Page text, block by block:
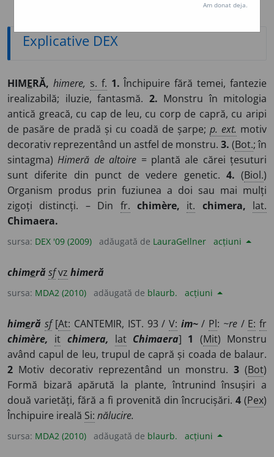
Explicative DEX
HIMERĂ, himere, s. f. 1. Închipuire fără temei, fantezie
irealizabilă; iluzie, fantasmă. 2. Monstru în mitologia
antică greacă, cu cap de leu, cu corp de capră, cu aripi
de pasăre de pradă și cu coadă de șarpe; p. ext. motiv
decorativ reprezentând un astfel de monstru. 3. (Bot.; în
sintagma)Himeră de altoire = plantă ale cărei țesuturi
sunt diferite din punct de vedere genetic. 4. (Biol.)
Organism produs prin fuziunea a doi sau mai mulți
zigoți distincți. – Din fr. chimère, it. chimera, lat.
Chimaera.
sursa: DEX '09 (2009) adăugată de LauraGellner acțiuni
chimeră sfvz himeră
sursa: MDA2 (2010) adăugată de blaurb. acțiuni
himeră sf[At: CANTEMIR, IST. 93 /V: im~/ Pl: ~re/ E: fr
chimère, it chimera, lat Chimaera] 1 (Mit) Monstru
având capul de leu, trupul de capră și coada de balaur.
2 Motiv decorativ reprezentând un monstru. 3 (Bot)
Formă bizară apărută la plante, întrunind însușiri a
două varietăți, fără a fi provenită din încrucișări. 4 (Pex)
Închipuire ireală Si: nălucire.
sursa: MDA2 (2010) adăugată de blaurb. acțiuni
Am donat deja.